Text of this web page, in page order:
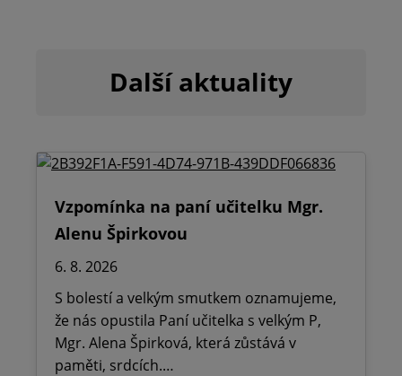
Další aktuality
Vzpomínka na paní učitelku Mgr.
Alenu Špirkovou
6. 8. 2026
S bolestí a velkým smutkem oznamujeme,
že nás opustila Paní učitelka s velkým P,
Mgr. Alena Špirková, která zůstává v
paměti, srdcích.…